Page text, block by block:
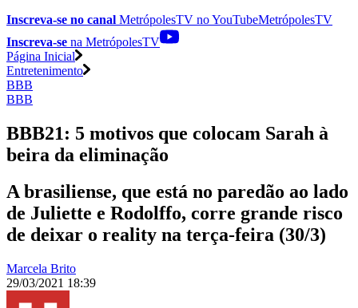
Inscreva-se no canal MetrópolesTV noYouTubeMetrópolesTV
Inscreva-se na MetrópolesTV
Página Inicial
Entretenimento
BBB
BBB
BBB21: 5 motivos que colocam Sarah à
beira da eliminação
A brasiliense, que está no paredão ao lado
de Juliette e Rodolffo, corre grande risco
de deixar o reality na terça-feira (30/3)
Marcela Brito
29/03/2021 18:39